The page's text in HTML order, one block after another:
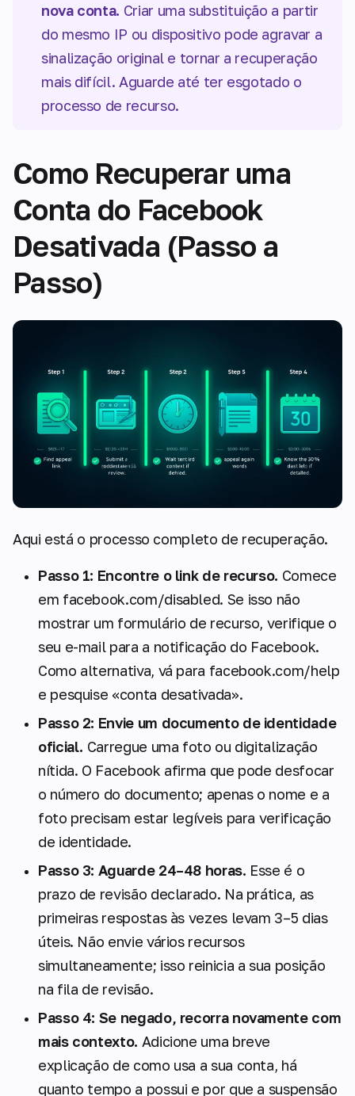
nova conta. Criar uma substituição a partir
do mesmo IP ou dispositivo pode agravar a
sinalização original e tornar a recuperação
mais difícil. Aguarde até ter esgotado o
processo de recurso.
Como Recuperar uma
Conta do Facebook
Desativada (Passo a
Passo)
Aqui está o processo completo de recuperação.
Passo 1: Encontre o link de recurso. Comece
em facebook.com/disabled. Se isso não
mostrar um formulário de recurso, verifique o
seu e-mail para a notificação do Facebook.
Como alternativa, vá para facebook.com/help
e pesquise «conta desativada».
Passo 2: Envie um documento de identidade
oficial. Carregue uma foto ou digitalização
nítida. O Facebook afirma que pode desfocar
o número do documento; apenas o nome e a
foto precisam estar legíveis para verificação
de identidade.
Passo 3: Aguarde 24–48 horas. Esse é o
prazo de revisão declarado. Na prática, as
primeiras respostas às vezes levam 3–5 dias
úteis. Não envie vários recursos
simultaneamente; isso reinicia a sua posição
na fila de revisão.
Passo 4: Se negado, recorra novamente com
mais contexto. Adicione uma breve
explicação de como usa a sua conta, há
quanto tempo a possui e por que a suspensão